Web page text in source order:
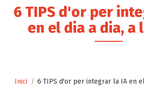
6 TIPS d'or per
en el dia a dia, a
Inici 6 TIPS d'or per integrar la IA en